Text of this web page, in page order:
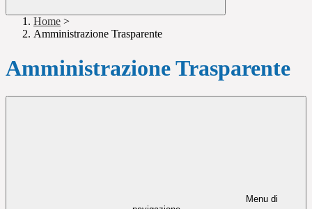
Home >
Amministrazione Trasparente
Amministrazione Trasparente
Menu di